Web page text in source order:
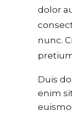
dolor
nunc.
Duis
enim